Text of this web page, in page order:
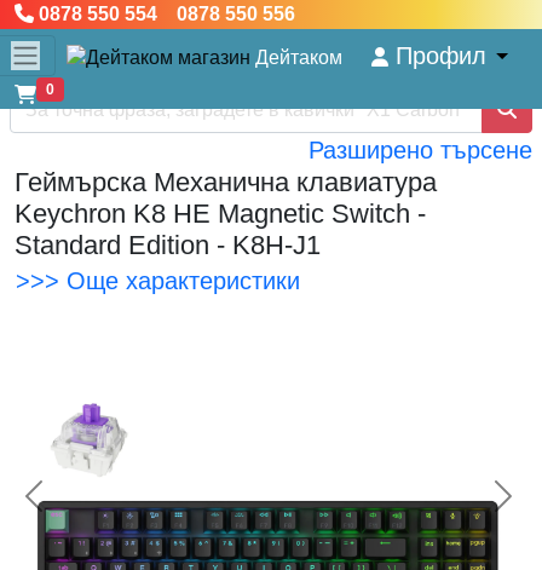
0878 550 554 0878 550 556
Дейтаком Профил
0
Разширено търсене
Геймърска Механична клавиатура
Keychron K8 HE Magnetic Switch -
Standard Edition - K8H-J1
>>> Още характеристики
<< Предишна